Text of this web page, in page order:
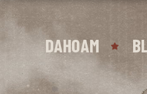
DAHOAM